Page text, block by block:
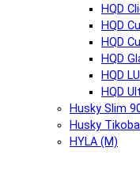
HQD
HQD
HQD
HQD
HQD
HQD
Husky Slim
Husky
HYLA (М)